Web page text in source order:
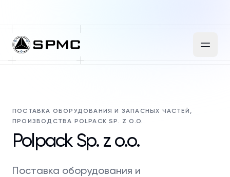
ПОСТАВКА ОБОРУДОВАНИЯ И ЗАПАСНЫХ ЧАСТЕЙ,
ПРОИЗВОДСТВА POLPACK SP. Z O.O.
Polpack Sp. z o.o.
Поставка оборудования и